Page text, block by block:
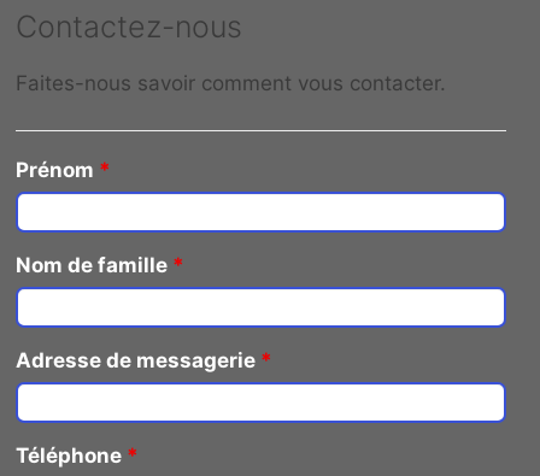
Contactez-nous
Faites-nous savoir comment vous contacter.
Prénom *
Nom de famille *
Adresse de messagerie *
Téléphone *